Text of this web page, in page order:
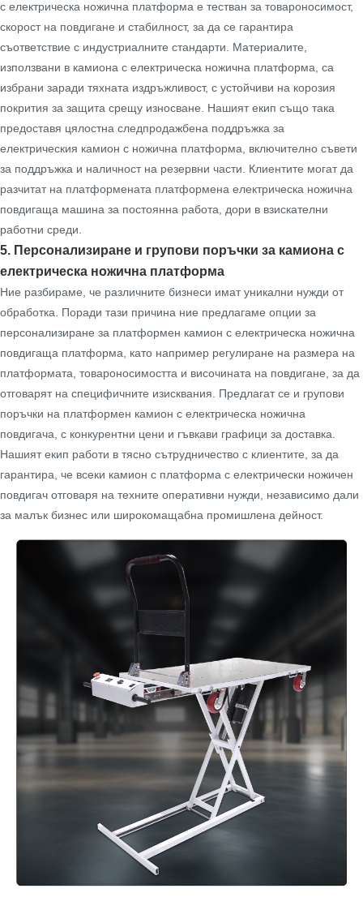
с електрическа ножична платформа е тестван за товароносимост,
скорост на повдигане и стабилност, за да се гарантира
съответствие с индустриалните стандарти. Материалите,
използвани в камиона с електрическа ножична платформа, са
избрани заради тяхната издръжливост, с устойчиви на корозия
покрития за защита срещу износване. Нашият екип също така
предоставя цялостна следпродажбена поддръжка за
електрическия камион с ножична платформа, включително съвети
за поддръжка и наличност на резервни части. Клиентите могат да
разчитат на платформената платформена електрическа ножична
повдигаща машина за постоянна работа, дори в взискателни
работни среди.
5. Персонализиране и групови поръчки за камиона с
електрическа ножична платформа
Ние разбираме, че различните бизнеси имат уникални нужди от
обработка. Поради тази причина ние предлагаме опции за
персонализиране за платформен камион с електрическа ножична
повдигаща платформа, като например регулиране на размера на
платформата, товароносимостта и височината на повдигане, за да
отговарят на специфичните изисквания. Предлагат се и групови
поръчки на платформен камион с електрическа ножична
повдигача, с конкурентни цени и гъвкави графици за доставка.
Нашият екип работи в тясно сътрудничество с клиентите, за да
гарантира, че всеки камион с платформа с електрически ножичен
повдигач отговаря на техните оперативни нужди, независимо дали
за малък бизнес или широкомащабна промишлена дейност.